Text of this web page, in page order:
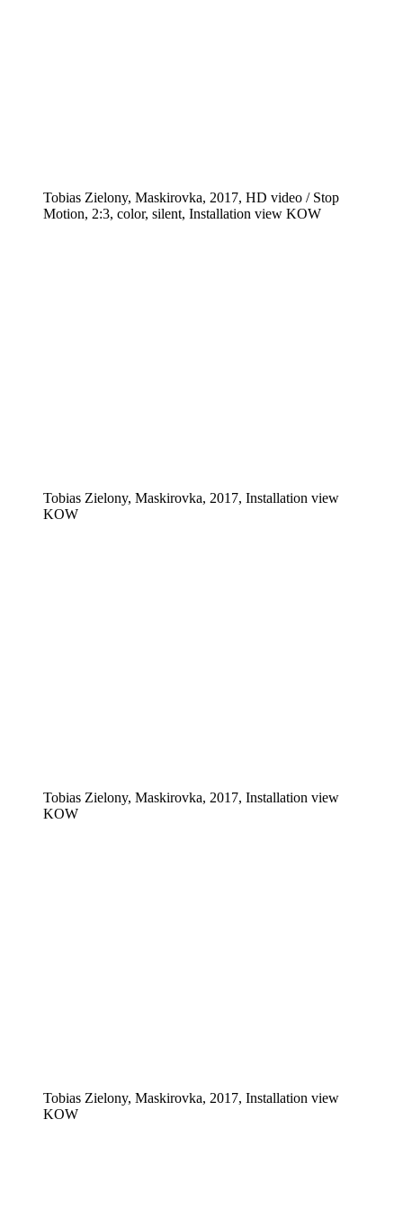
Tobias Zielony, Maskirovka, 2017, HD video / Stop
Motion, 2:3, color, silent, Installation view KOW
Tobias Zielony, Maskirovka, 2017, Installation view
KOW
Tobias Zielony, Maskirovka, 2017, Installation view
KOW
Tobias Zielony, Maskirovka, 2017, Installation view
KOW